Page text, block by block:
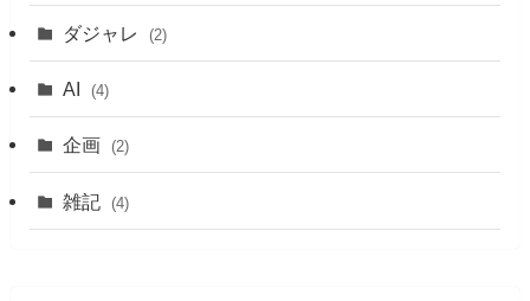
ダジャレ (2)
AI (4)
企画 (2)
雑記 (4)